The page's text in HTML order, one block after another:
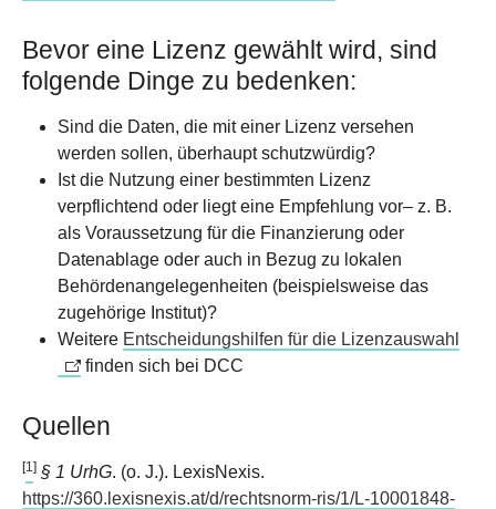
Bevor eine Lizenz gewählt wird, sind
folgende Dinge zu bedenken:
Sind die Daten, die mit einer Lizenz versehen
werden sollen, überhaupt schutzwürdig?
Ist die Nutzung einer bestimmten Lizenz
verpflichtend oder liegt eine Empfehlung vor– z. B.
als Voraussetzung für die Finanzierung oder
Datenablage oder auch in Bezug zu lokalen
Behördenangelegenheiten (beispielsweise das
zugehörige Institut)?
Weitere Entscheidungshilfen für die Lizenzauswahl
finden sich bei DCC
Quellen
[1] § 1 UrhG. (o. J.). LexisNexis.
https://360.lexisnexis.at/d/rechtsnorm-ris/1/L-10001848-